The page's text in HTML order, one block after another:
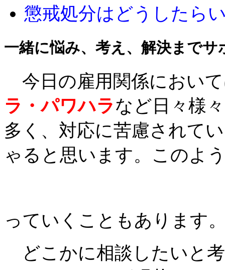
懲戒処分はどうしたら
一緒に悩み、考え、解決まで
今日の雇用関係におい
ラ・パワハラなど日々様
多く、対応に苦慮されて
ゃると思います。このよ
っていくこともあります
どこかに相談したいと